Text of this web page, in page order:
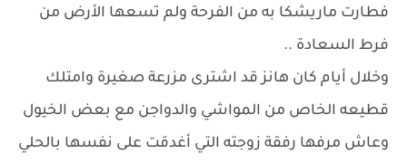
فطارت ماريشكا به من الفرحة ولم تسعها الأرض من
فرط السعادة ..
وخلال أيام كان هانز قد اشترى مزرعة صغيرة وامتلك
قطيعه الخاص من المواشي والدواجن مع بعض الخيول
وعاش مرفها رفقة زوجته التي أغدقت على نفسها بالحلي